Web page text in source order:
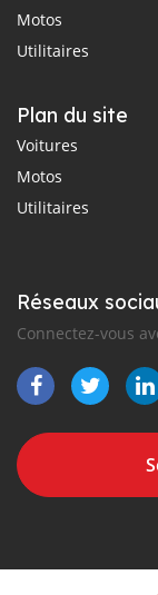
Motos
Utilitaires
Plan du site
Voitures
Motos
Utilitaires
Réseaux
Connectez-vous